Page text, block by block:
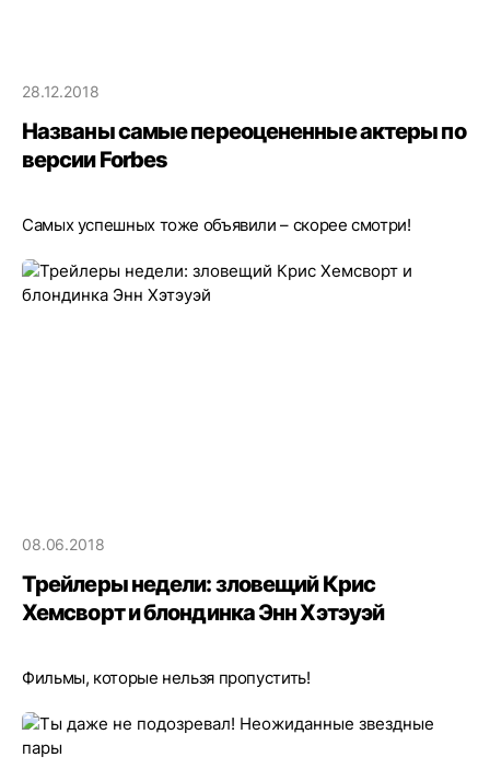
28.12.2018
Названы самые переоцененные актеры по
версии Forbes
Самых успешных тоже объявили – скорее смотри!
08.06.2018
Трейлеры недели: зловещий Крис
Хемсворт и блондинка Энн Хэтэуэй
Фильмы, которые нельзя пропустить!